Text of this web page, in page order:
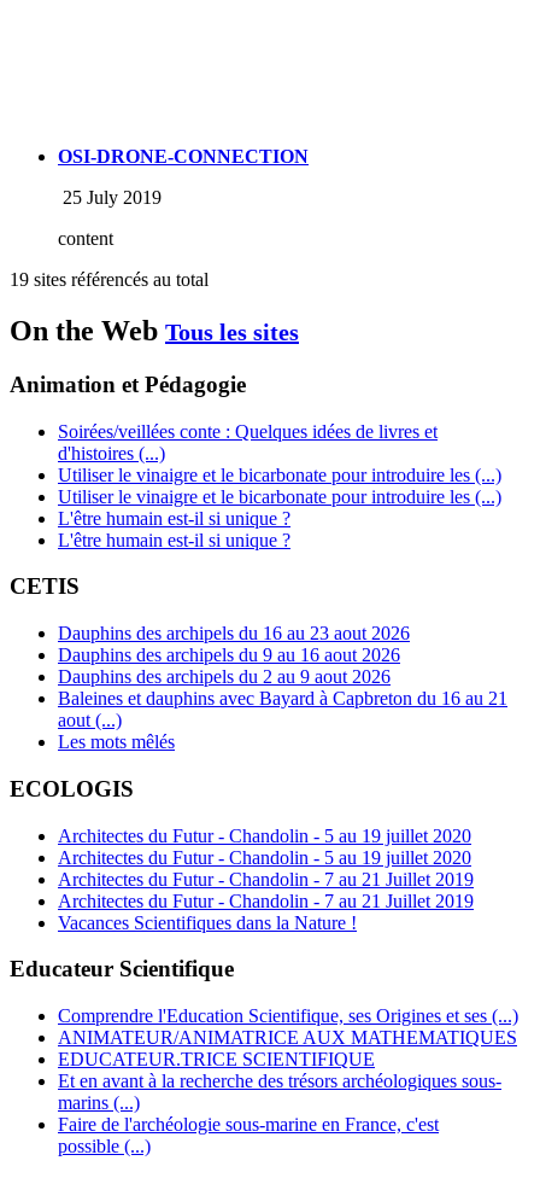
OSI-DRONE-CONNECTION
25 July 2019
content
19 sites référencés au total
On the Web Tous les sites
Animation et Pédagogie
Soirées/veillées conte : Quelques idées de livres et
d'histoires (...)
Utiliser le vinaigre et le bicarbonate pour introduire les (...)
Utiliser le vinaigre et le bicarbonate pour introduire les (...)
L'être humain est-il si unique ?
L'être humain est-il si unique ?
CETIS
Dauphins des archipels du 16 au 23 aout 2026
Dauphins des archipels du 9 au 16 aout 2026
Dauphins des archipels du 2 au 9 aout 2026
Baleines et dauphins avec Bayard à Capbreton du 16 au 21
aout (...)
Les mots mêlés
ECOLOGIS
Architectes du Futur - Chandolin - 5 au 19 juillet 2020
Architectes du Futur - Chandolin - 5 au 19 juillet 2020
Architectes du Futur - Chandolin - 7 au 21 Juillet 2019
Architectes du Futur - Chandolin - 7 au 21 Juillet 2019
Vacances Scientifiques dans la Nature !
Educateur Scientifique
Comprendre l'Education Scientifique, ses Origines et ses (...)
ANIMATEUR/ANIMATRICE AUX MATHEMATIQUES
EDUCATEUR.TRICE SCIENTIFIQUE
Et en avant à la recherche des trésors archéologiques sous-
marins (...)
Faire de l'archéologie sous-marine en France, c'est
possible (...)